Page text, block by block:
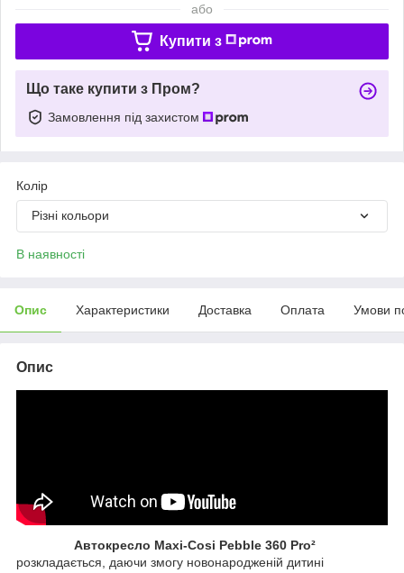
або
Купити з
Що таке купити з Пром?
Замовлення під захистом
Колір
Різні кольори
В наявності
Опис Характеристики Доставка Оплата Умови
Опис
Автокресло Maxi-Cosi Pebble 360 Pro²
розкладається, даючи змогу новонародженій дитині